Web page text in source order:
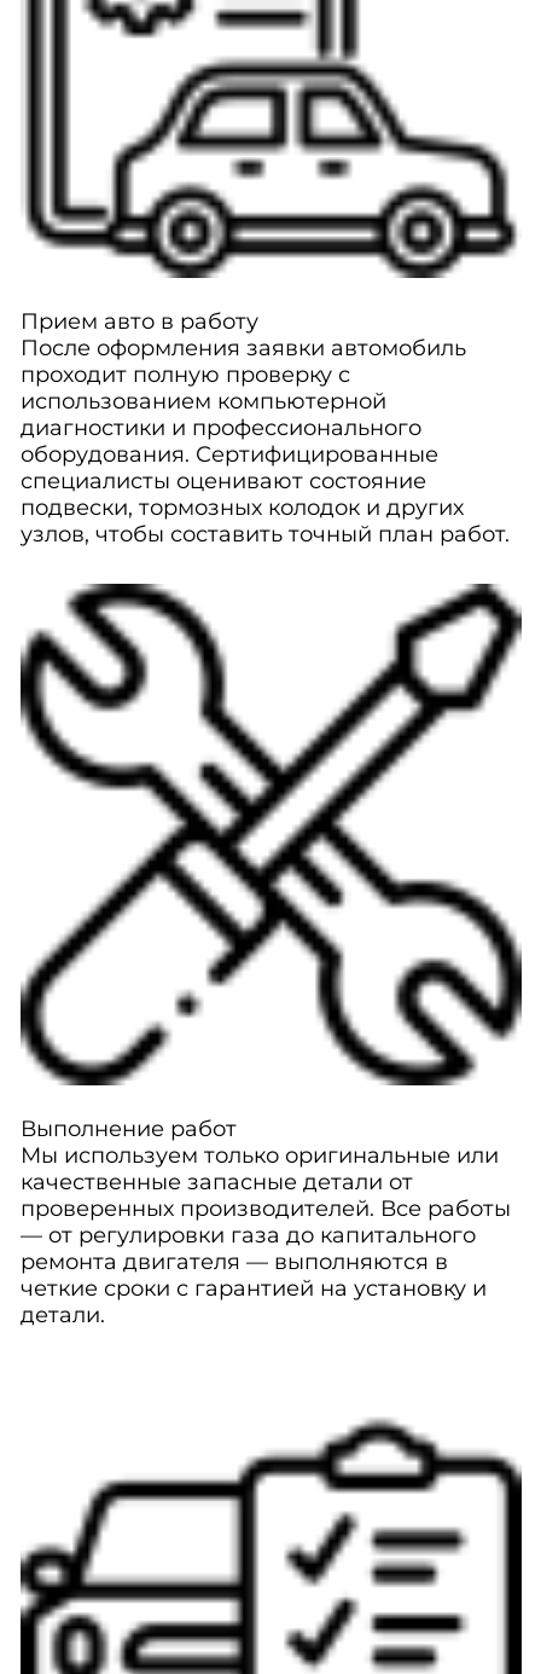
Прием авто в работу
После оформления заявки автомобиль
проходит полную проверку с
использованием компьютерной
диагностики и профессионального
оборудования. Сертифицированные
специалисты оценивают состояние
подвески, тормозных колодок и других
узлов, чтобы составить точный план работ.
Выполнение работ
Мы используем только оригинальные или
качественные запасные детали от
проверенных производителей. Все работы
— от регулировки газа до капитального
ремонта двигателя — выполняются в
четкие сроки с гарантией на установку и
детали.